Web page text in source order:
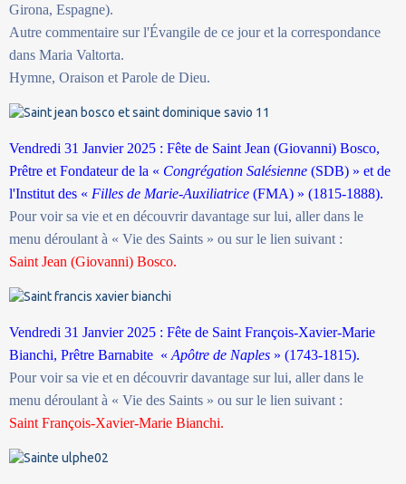
Girona, Espagne).
Autre commentaire sur l'Évangile de ce jour et la correspondance
dans Maria Valtorta.
Hymne, Oraison et Parole de Dieu.
Vendredi 31 Janvier 2025 : Fête de Saint Jean (Giovanni) Bosco,
Prêtre et Fondateur de la « Congrégation Salésienne (SDB) » et de
l'Institut des « Filles de Marie-Auxiliatrice (FMA) » (1815-1888).
Pour voir sa vie et en découvrir davantage sur lui, aller dans le
menu déroulant à « Vie des Saints » ou sur le lien suivant :
Saint Jean (Giovanni) Bosco.
Vendredi 31 Janvier 2025 : Fête de Saint François-Xavier-Marie
Bianchi, Prêtre Barnabite « Apôtre de Naples » (1743-1815).
Pour voir sa vie et en découvrir davantage sur lui, aller dans le
menu déroulant à « Vie des Saints » ou sur le lien suivant :
Saint François-Xavier-Marie Bianchi.